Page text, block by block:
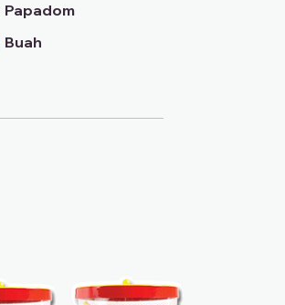
Papadom
Buah